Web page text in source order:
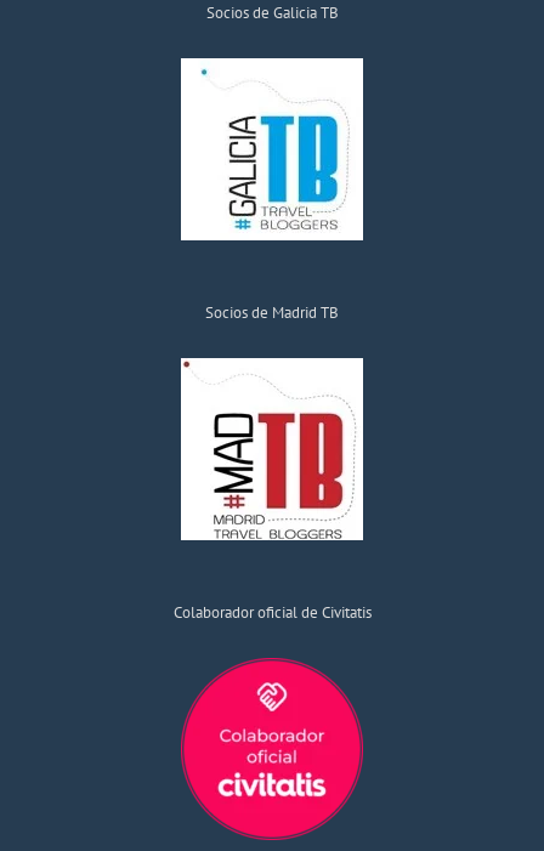
Socios de Galicia TB
Socios de Madrid TB
Colaborador oficial de Civitatis